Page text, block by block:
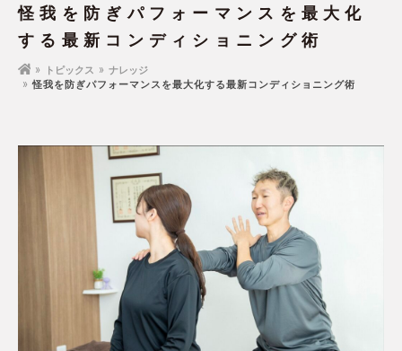
怪我を防ぎパフォーマンスを最大化
する最新コンディショニング術
トピックス
ナレッジ
怪我を防ぎパフォーマンスを最大化する最新コンディショニング術